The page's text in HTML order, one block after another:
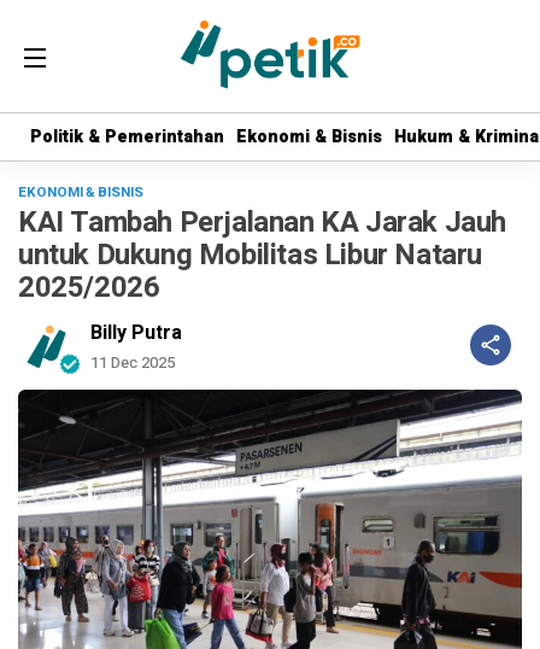
Politik & Pemerintahan Ekonomi & Bisnis Hukum &
Politik & Pemerintahan Ekonomi & Bisnis Hukum &
EKONOMI & BISNIS
KAI Tambah Perjalanan KA Jarak Jauh
untuk Dukung Mobilitas Libur Nataru
2025/2026
Billy Putra
11 Dec 2025